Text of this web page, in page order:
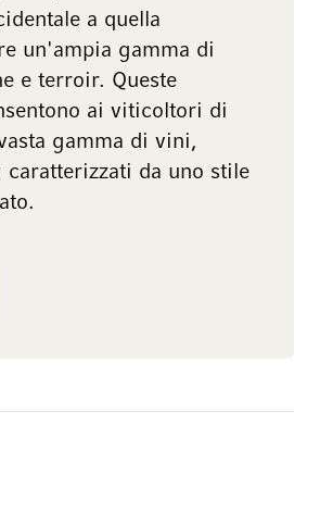
a quella
un'ampia gamma di
e terroir. Queste
ai viticoltori di
gamma di vini,
da uno stile